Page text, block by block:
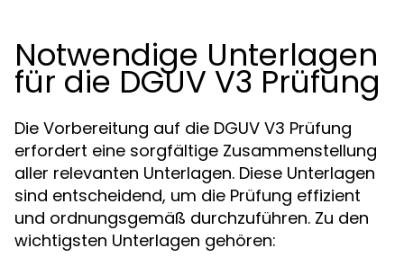
Notwendige Unterlagen
für die DGUV V3 Prüfung
Die Vorbereitung auf die DGUV V3 Prüfung
erfordert eine sorgfältige Zusammenstellung
aller relevanten Unterlagen. Diese Unterlagen
sind entscheidend, um die Prüfung effizient
und ordnungsgemäß durchzuführen. Zu den
wichtigsten Unterlagen gehören: